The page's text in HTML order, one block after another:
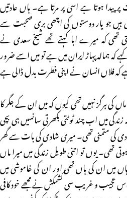
ہوتا ہے اسی پر مرتا ہے۔ ہاں عادتیں
ہیں جو یار دوستوں کی اچھی بری صحبت سے
تھی کہ میرے ابا کہتے تھے شیخ سعدی نے
کہ ہمالہ پہاڑ ایران میں ہے تو میں اسے ضرور
کہ فلاں انسان نے اپنی فطرت بدل ڈالی ہے
کی ہرگز نہیں تھی کیوں کہ میں ان کے جگر کا
زندگی میں اب چند ٹوٹتی بکھرتی سانسیں ہی بچی
کی متمنی تھی۔ میری شادی کی بات سے گھر
تھی۔ یوں تو اتنی طویل زندگی میں میرا ماں
میں ان کی ہاں تھی اور ان کی خاموشی میں
عجیب و غریب سی کشمکش نے مجھے خود کافی